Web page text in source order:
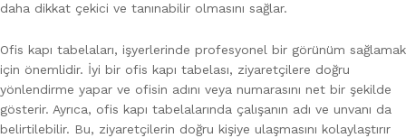
daha dikkat çekici ve tanınabilir olmasını sağlar.
Ofis kapı tabelaları, işyerlerinde profesyonel bir görünüm sağlamak
için önemlidir. İyi bir ofis kapı tabelası, ziyaretçilere doğru
yönlendirme yapar ve ofisin adını veya numarasını net bir şekilde
gösterir. Ayrıca, ofis kapı tabelalarında çalışanın adı ve unvanı da
belirtilebilir. Bu, ziyaretçilerin doğru kişiye ulaşmasını kolaylaştırır